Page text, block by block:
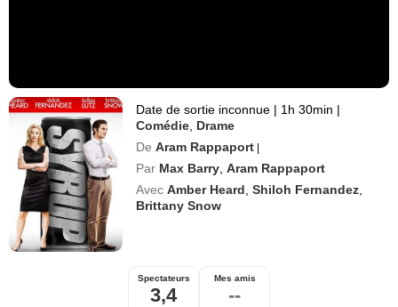
Date de sortie inconnue | 1h 30min |
Comédie Drame
De Aram Rappaport |
Par Max Barry ,Aram Rappaport
Avec Amber Heard ,Shiloh Fernandez
Brittany Snow
Spectateurs
3,4
Mes amis
--